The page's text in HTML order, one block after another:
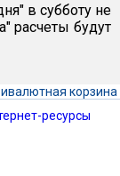
в субботу не
расчеты будут
корзина
ресурсы